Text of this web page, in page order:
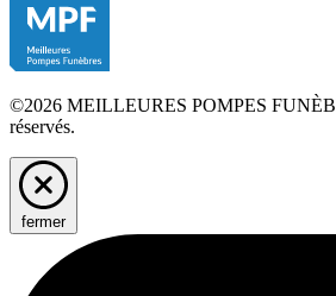
©2026 MEILLEURES POMPES
réservés.
fermer